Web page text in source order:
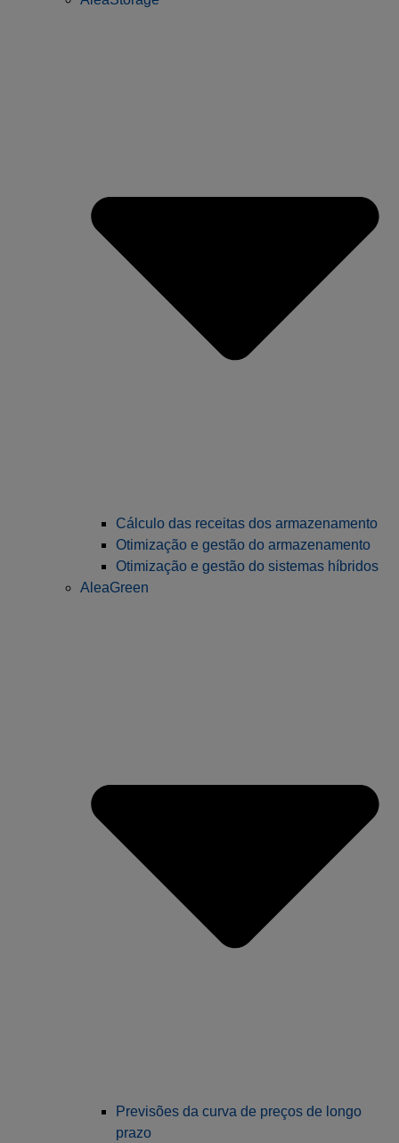
Cálculo das receitas dos armazenamento
Otimização e gestão do armazenamento
Otimização e gestão do sistemas híbridos
AleaGreen
Previsões da curva de preços de longo
prazo